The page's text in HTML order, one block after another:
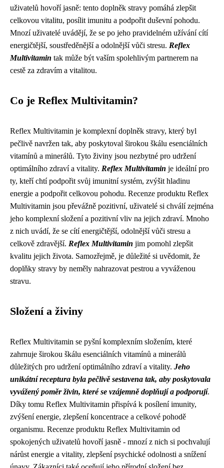
uživatelů hovoří jasně: tento doplněk stravy pomáhá zlepšit
celkovou vitalitu, posílit imunitu a podpořit duševní pohodu.
Mnozí uživatelé uvádějí, že se po jeho pravidelném užívání cítí
energičtější, soustředěnější a odolnější vůči stresu. Reflex
Multivitamin tak může být vaším spolehlivým partnerem na
cestě za zdravím a vitalitou.
Co je Reflex Multivitamin?
Reflex Multivitamin je komplexní doplněk stravy, který byl
pečlivě navržen tak, aby poskytoval širokou škálu esenciálních
vitamínů a minerálů. Tyto živiny jsou nezbytné pro udržení
optimálního zdraví a vitality. Reflex Multivitamin je ideální pro
ty, kteří chtí podpořit svůj imunitní systém, zvýšit hladinu
energie a podpořit celkovou pohodu. Recenze produktu Reflex
Multivitamin jsou převážně pozitivní, uživatelé si chválí zejména
jeho komplexní složení a pozitivní vliv na jejich zdraví. Mnoho
z nich uvádí, že se cítí energičtější, odolnější vůči stresu a
celkově zdravější. Reflex Multivitamin jim pomohl zlepšit
kvalitu jejich života. Samozřejmě, je důležité si uvědomit, že
doplňky stravy by neměly nahrazovat pestrou a vyváženou
stravu.
Složení a živiny
Reflex Multivitamin se pyšní komplexním složením, které
zahrnuje širokou škálu esenciálních vitamínů a minerálů
důležitých pro udržení optimálního zdraví a vitality. Jeho
unikátní receptura byla pečlivě sestavena tak, aby poskytovala
vyvážený poměr živin, které se vzájemně doplňují a podporují.
Díky tomu Reflex Multivitamin přispívá k posílení imunity,
zvýšení energie, zlepšení koncentrace a celkové pohodě
organismu. Recenze produktu Reflex Multivitamin od
spokojených uživatelů hovoří jasně - mnozí z nich si pochvalují
nárůst energie a vitality, zlepšení psychické odolnosti a snížení